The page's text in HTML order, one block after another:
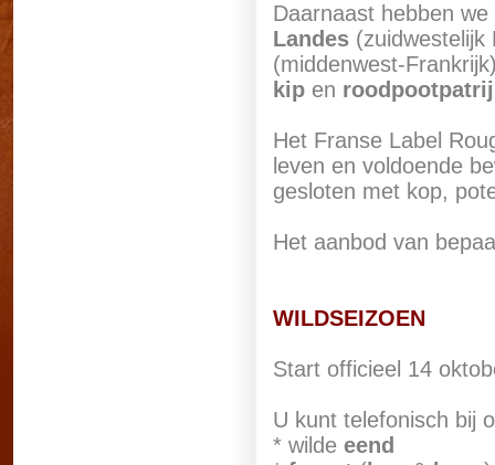
Daarnaast hebben
Landes
(middenwest-
kip en
Het Franse Label
leven en voldoende
gesloten met kop,
Het aanbod van
WILDSEIZOEN
Start officieel 14
U kunt telefonisch bij
* wilde eend